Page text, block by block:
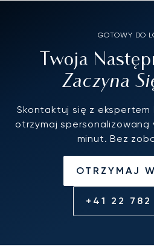
GOTOWY DO
Twoja
Zaczyna
Skontaktuj się z ekspertem
otrzymaj spersonalizowaną
minut. Bez
OTRZYMAJ
+41 22 782